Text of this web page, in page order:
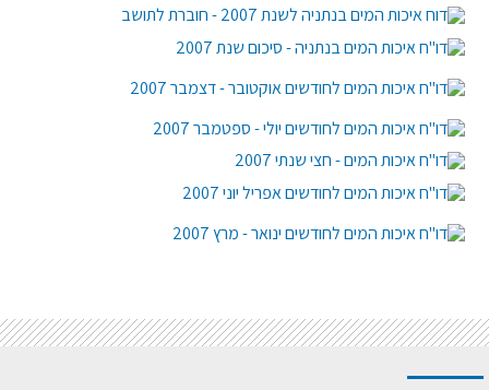
דוח איכות המים בנתניה לשנת 2007 - חוברת לתושב
דו"ח איכות המים בנתניה - סיכום שנת 2007
דו"ח איכות המים לחודשים אוקטובר - דצמבר 2007
דו"ח איכות המים לחודשים יולי - ספטמבר 2007
דו"ח איכות המים - חצי שנתי 2007
דו"ח איכות המים לחודשים אפריל יוני 2007
דו"ח איכות המים לחודשים ינואר - מרץ 2007